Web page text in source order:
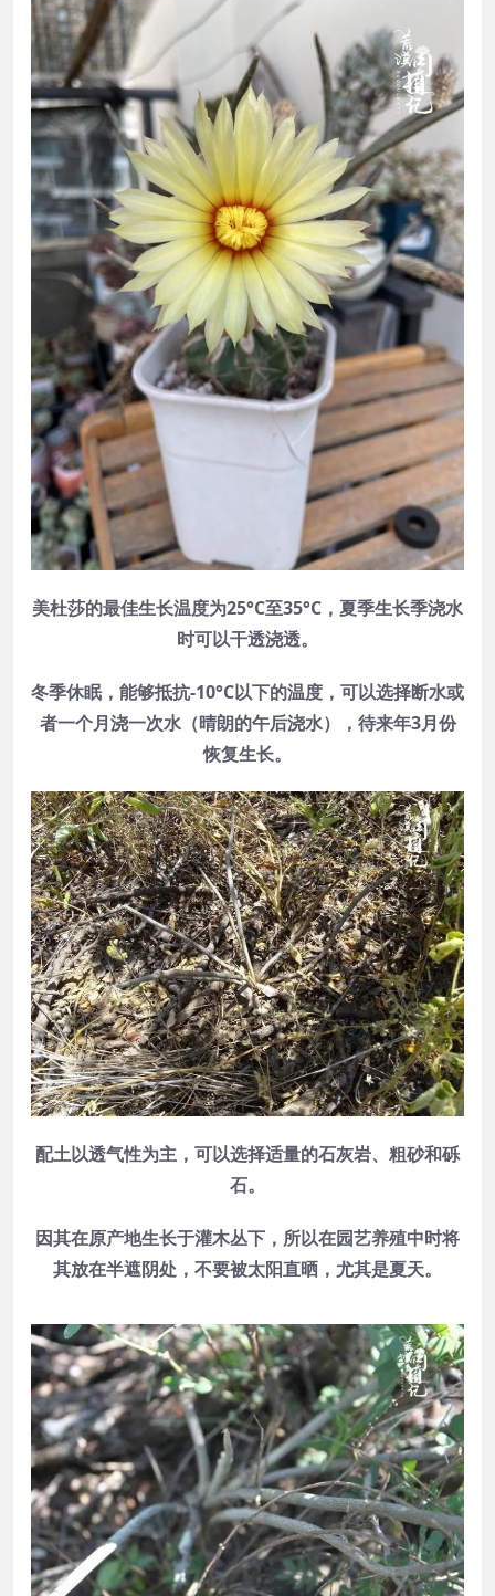
美杜莎的最佳生长温度为25°C至35°C，夏季生长季浇水
时可以干透浇透。
冬季休眠， 能够抵抗-10°C以下的温度，可以选择断水或
者一个月浇一次水（晴朗的午后浇水），待来年3月份
恢复生长。
配土以透气性为主，可以选择适量的石灰岩、粗砂和砾
石。
因其在原产地生长于灌木丛下，所以在园艺养殖中时将
其放在半遮阴处，不要被太阳直晒，尤其是夏天。